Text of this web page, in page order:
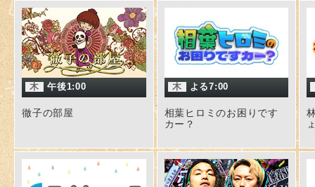
木 午後1:00
徹子の部屋
木 よる7:00
相葉ヒロミのお困りです
カー？